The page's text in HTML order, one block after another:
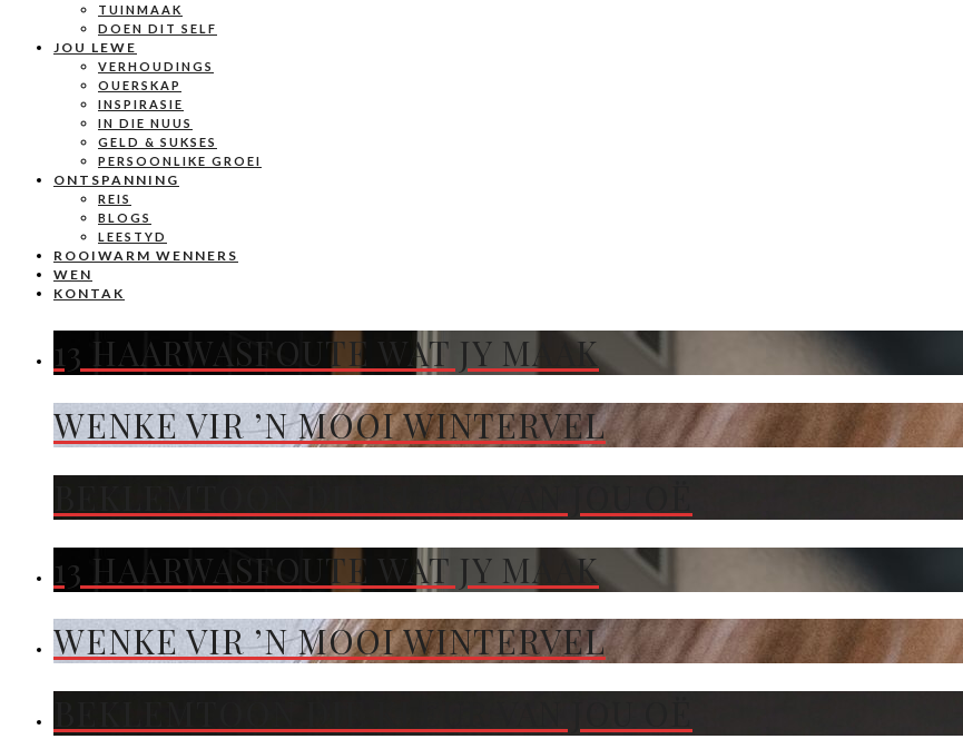
TUINMAAK
DOEN DIT SELF
JOU LEWE
VERHOUDINGS
OUERSKAP
INSPIRASIE
IN DIE NUUS
GELD & SUKSES
PERSOONLIKE GROEI
ONTSPANNING
REIS
BLOGS
LEESTYD
ROOIWARM WENNERS
WEN
KONTAK
13 HAARWASFOUTE WAT JY MAAK
WENKE VIR ’N MOOI WINTERVEL
13 HAARWASFOUTE WAT JY MAAK
WENKE VIR ’N MOOI WINTERVEL